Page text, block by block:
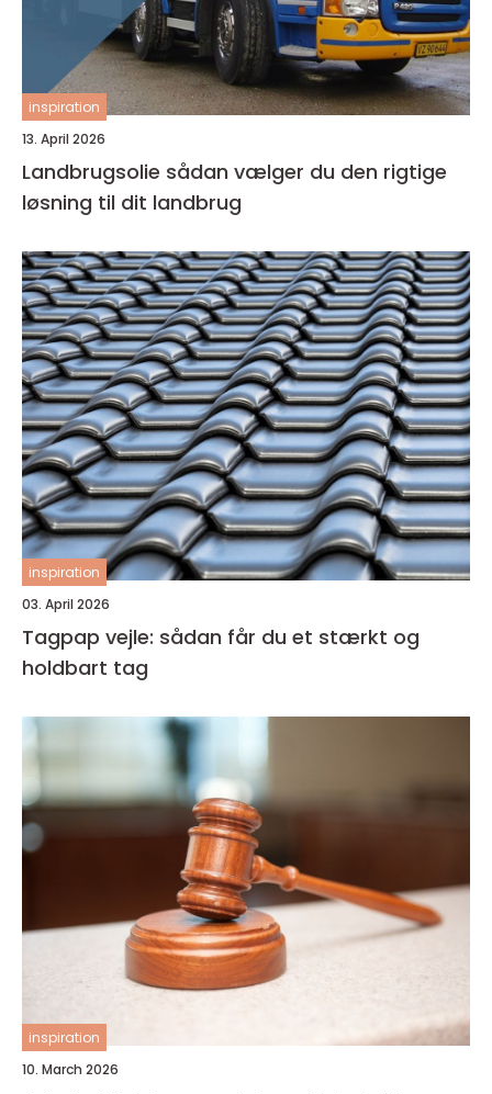
inspiration
13. April 2026
Landbrugsolie sådan vælger du den rigtige
løsning til dit landbrug
inspiration
03. April 2026
Tagpap vejle: sådan får du et stærkt og
holdbart tag
inspiration
10. March 2026